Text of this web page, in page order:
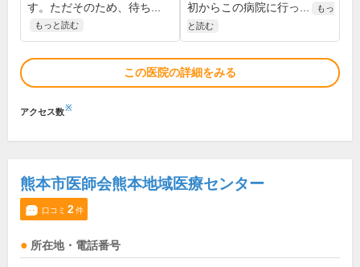
す。ただそのため、待ち...
もっと読む
初からこの病院に行っ...
もっ
と読む
この医院の詳細をみる
アクセス数※
熊本市医師会熊本地域医療センター
口コミ 2件
所在地・電話番号